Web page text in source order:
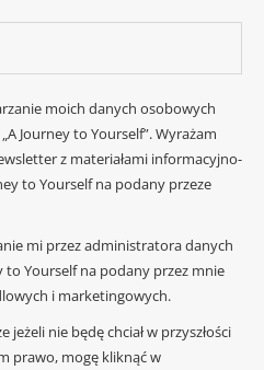
moich danych osobowych
Journey to Yourself”. Wyrażam
z materiałami informacyjno-
to Yourself na podany przeze
mi przez administratora danych
to Yourself na podany przez mnie
i marketingowych.
nie będę chciał w przyszłości
prawo, mogę kliknąć w